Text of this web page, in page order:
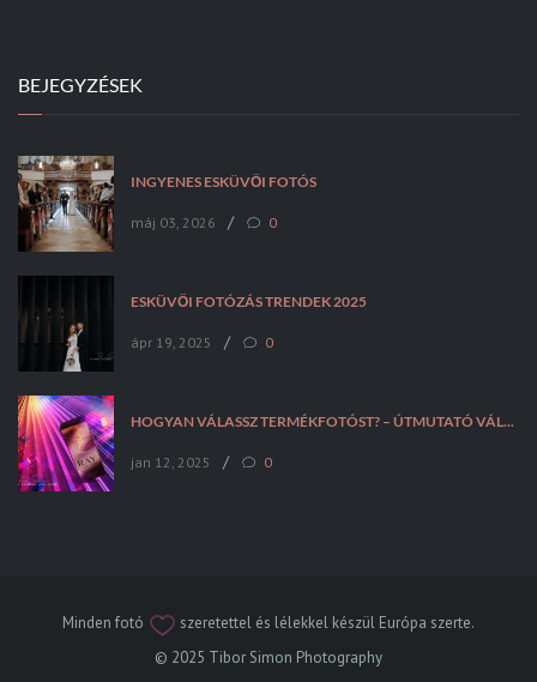
BEJEGYZÉSEK
INGYENES ESKÜVŐI FOTÓS
máj 03, 2026 / 0
ESKÜVŐI FOTÓZÁS TRENDEK 2025
ápr 19, 2025 / 0
HOGYAN VÁLASSZ TERMÉKFOTÓST? – ÚTMUTATÓ VÁLLALKOZÁSOKNAK
jan 12, 2025 / 0
Minden fotó
szeretettel és lélekkel készül Európa szerte.
© 2025 Tibor Simon Photography